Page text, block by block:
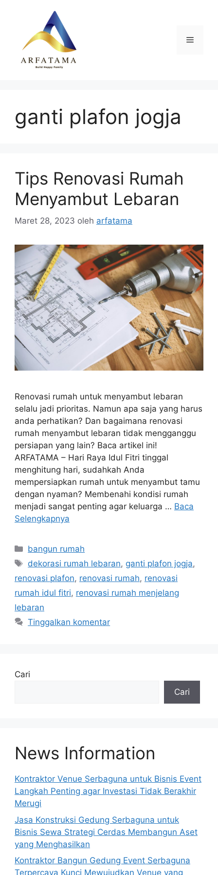
Menu
ganti plafon jogja
Tips Renovasi Rumah
Menyambut Lebaran
Maret 28, 2023 oleh arfatama
Renovasi rumah untuk menyambut lebaran
selalu jadi prioritas. Namun apa saja yang harus
anda perhatikan? Dan bagaimana renovasi
rumah menyambut lebaran tidak mengganggu
persiapan yang lain? Baca artikel ini!
ARFATAMA – Hari Raya Idul Fitri tinggal
menghitung hari, sudahkah Anda
mempersiapkan rumah untuk menyambut tamu
dengan nyaman? Membenahi kondisi rumah
menjadi sangat penting agar keluarga … Baca
Selengkapnya
Kategori
bangun rumah
Tag
dekorasi rumah lebaran, ganti plafon jogja,
renovasi plafon, renovasi rumah, renovasi
rumah idul fitri, renovasi rumah menjelang
lebaran
Tinggalkan komentar
Cari
Cari
News Information
Kontraktor Venue Serbaguna untuk Bisnis Event
Langkah Penting agar Investasi Tidak Berakhir
Merugi
Jasa Konstruksi Gedung Serbaguna untuk
Bisnis Sewa Strategi Cerdas Membangun Aset
yang Menghasilkan
Kontraktor Bangun Gedung Event Serbaguna
Terpercaya Kunci Mewujudkan Venue yang